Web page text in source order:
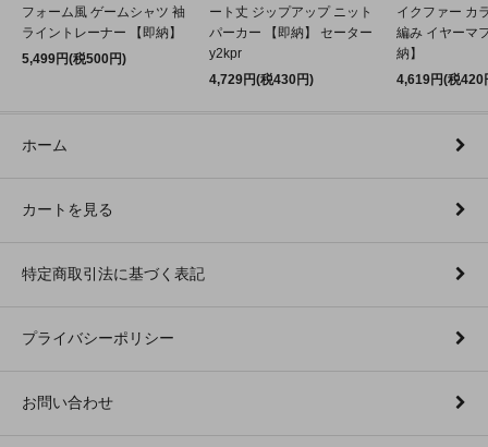
フォーム風 ゲームシャツ 袖
ライントレーナー 【即納】
5,499円(税500円)
ート丈 ジップアップ ニット
パーカー 【即納】 セーター
y2kpr
4,729円(税430円)
イクファー カ
編み イヤーマ
納】
4,619円(税420
ホーム
カートを見る
特定商取引法に基づく表記
プライバシーポリシー
お問い合わせ